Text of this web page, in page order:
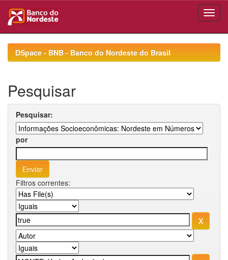
navigationDSpace - BNB - Banco do Nordeste do Brasil
Pesquisar
Pesquisar:
por
Filtros correntes: